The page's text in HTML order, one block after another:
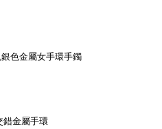
銀色金屬女手環手鐲
錯金屬手環